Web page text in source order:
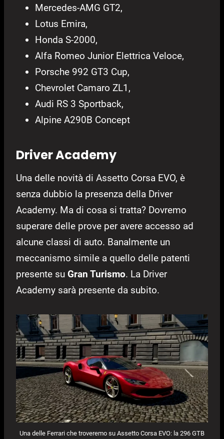
Mercedes-AMG GT2,
Lotus Emira,
Honda S-2000,
Alfa Romeo Junior Elettrica Veloce,
Porsche 992 GT3 Cup,
Chevrolet Camaro ZL1,
Audi RS 3 Sportback,
Alpine A290B Concept
Driver Academy
Una delle novità di Assetto Corsa EVO, è
senza dubbio la presenza della Driver
Academy. Ma di cosa si tratta? Dovremo
superare delle prove per avere accesso ad
alcune classi di auto. Banalmente un
meccanismo simile a quello delle patenti
presente su Gran Turismo. La Driver
Academy sarà presente da subito.
Una delle Ferrari che troveremo su Assetto Corsa EVO: la 296 GTB